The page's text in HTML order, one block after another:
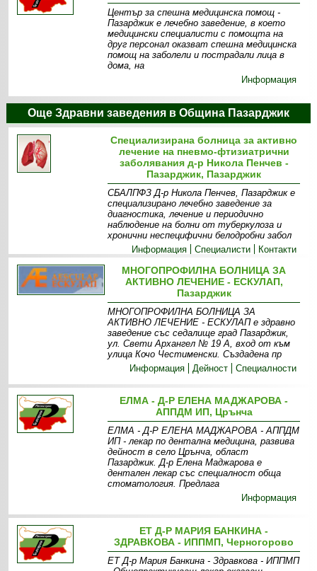
Център за спешна медицинска помощ -
Пазарджик е лечебно заведение, в което
медицински специалисти с помощта на
друг персонал оказват спешна медицинска
помощ на заболели и пострадали лица в
дома, на
Информация
Още Здравни заведения в Община Пазарджик
Специализирана болница за активно
лечение на пневмо-фтизиатрични
заболявания д-р Никола Пенчев -
Пазарджик, Пазарджик
СБАЛПФЗ Д-р Никола Пенчев, Пазарджик е
специализирано лечебно заведение за
диагностика, лечение и периодично
наблюдение на болни от туберкулоза и
хронични неспецифични белодробни забол
Информация
Специалисти Контакти
МНОГОПРОФИЛНА БОЛНИЦА ЗА
АКТИВНО ЛЕЧЕНИЕ - ЕСКУЛАП,
Пазарджик
МНОГОПРОФИЛНА БОЛНИЦА ЗА
АКТИВНО ЛЕЧЕНИЕ - ЕСКУЛАП е здравно
заведение със седалище град Пазарджик,
ул. Свети Архангел № 19 А, вход от към
улица Кочо Честименски. Създадена пр
Информация
Дейност Специалности
ЕЛМА - Д-Р ЕЛЕНА МАДЖАРОВА -
АППДМ ИП, Црънча
ЕЛМА - Д-Р ЕЛЕНА МАДЖАРОВА - АППДМ
ИП - лекар по дентална медицина, развива
дейност в село Црънча, област
Пазарджик. Д-р Елена Маджарова е
дентален лекар със специалност обща
стоматология. Предлага
Информация
ЕТ Д-Р МАРИЯ БАНКИНА -
ЗДРАВКОВА - ИППМП, Черногорово
ЕТ Д-р Мария Банкина - Здравкова - ИППМП